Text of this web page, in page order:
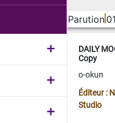
Parution
DAILY
Copy
o-okun
Éditeur :
Studio